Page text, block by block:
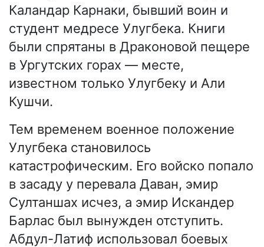
Каландар Карнаки, бывший воин и
студент медресе Улугбека. Книги
были спрятаны в Драконовой пещере
в Ургутских горах — месте,
известном только Улугбеку и Али
Кушчи.
Тем временем военное положение
Улугбека становилось
катастрофическим. Его войско попало
в засаду у перевала Даван, эмир
Султаншах исчез, а эмир Искандер
Барлас был вынужден отступить.
Абдул-Латиф использовал боевых